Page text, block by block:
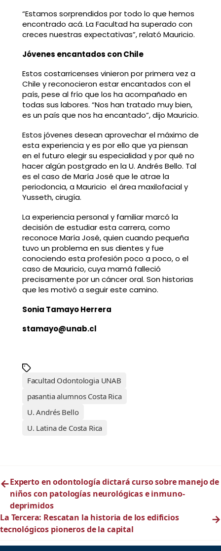
“Estamos sorprendidos por todo lo que hemos
encontrado acá. La Facultad ha superado con
creces nuestras expectativas”, relató Mauricio.
Jóvenes encantados con Chile
Estos costarricenses vinieron por primera vez a
Chile y reconocieron estar encantados con el
país, pese al frío que los ha acompañado en
todas sus labores. “Nos han tratado muy bien,
es un país que nos ha encantado”, dijo Mauricio.
Estos jóvenes desean aprovechar el máximo de
esta experiencia y es por ello que ya piensan
en el futuro elegir su especialidad y por qué no
hacer algún postgrado en la U. Andrés Bello. Tal
es el caso de María José que le atrae la
periodoncia, a Mauricio el área maxilofacial y
Yusseth, cirugía.
La experiencia personal y familiar marcó la
decisión de estudiar esta carrera, como
reconoce María José, quien cuando pequeña
tuvo un problema en sus dientes y fue
conociendo esta profesión poco a poco, o el
caso de Mauricio, cuya mamá falleció
precisamente por un cáncer oral. Son historias
que les motivó a seguir este camino.
Sonia Tamayo Herrera
stamayo@unab.cl
Facultad Odontologia UNAB
pasantia alumnos Costa Rica
U. Andrés Bello
U. Latina de Costa Rica
←Experto en odontología dictará curso sobre manejo de
niños con patologías neurológicas e inmuno-
deprimidos
La Tercera: Rescatan la historia de los edificios
tecnológicos pioneros de la capital
→